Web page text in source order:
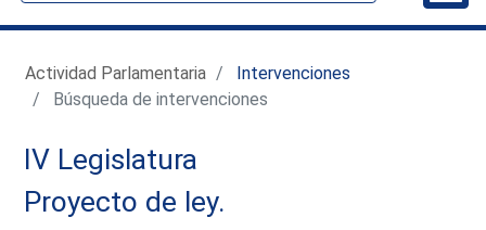
Actividad Parlamentaria
Intervenciones
Búsqueda de intervenciones
IV Legislatura
Proyecto de ley.